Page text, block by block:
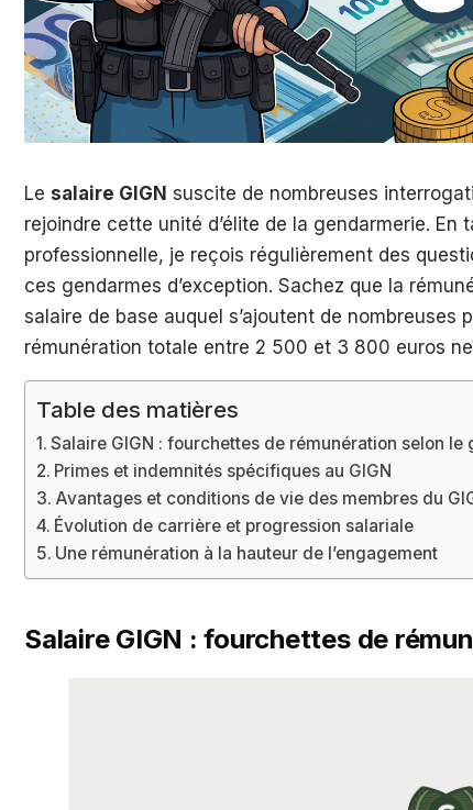
Le salaire GIGN suscite de nombreuses
rejoindre cette unité d’élite de la gendarmerie. En
professionnelle, je reçois régulièrement des
ces gendarmes d’exception. Sachez que la
salaire de base auquel s’ajoutent de nombreuses
rémunération totale entre 2 500 et 3 800 euros
Table des matières
Salaire GIGN : fourchettes de rémunération selon le
Primes et indemnités spécifiques au GIGN
Avantages et conditions de vie des membres du
Évolution de carrière et progression salariale
Une rémunération à la hauteur de l’engagement
Salaire GIGN : fourchettes de